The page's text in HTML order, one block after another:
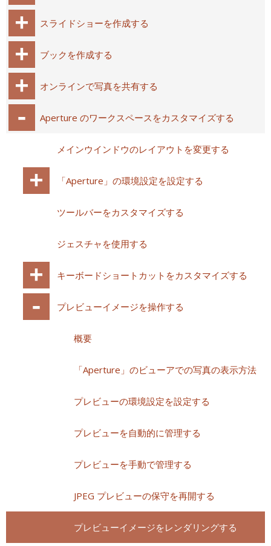
スライドショーを作成する
ブックを作成する
オンラインで写真を共有する
Aperture のワークスペースをカスタマイズする
メインウインドウのレイアウトを変更する
「Aperture」の環境設定を設定する
ツールバーをカスタマイズする
ジェスチャを使用する
キーボードショートカットをカスタマイズする
プレビューイメージを操作する
概要
「Aperture」のビューアでの写真の表示方法
プレビューの環境設定を設定する
プレビューを自動的に管理する
プレビューを手動で管理する
JPEG プレビューの保守を再開する
プレビューイメージをレンダリングする